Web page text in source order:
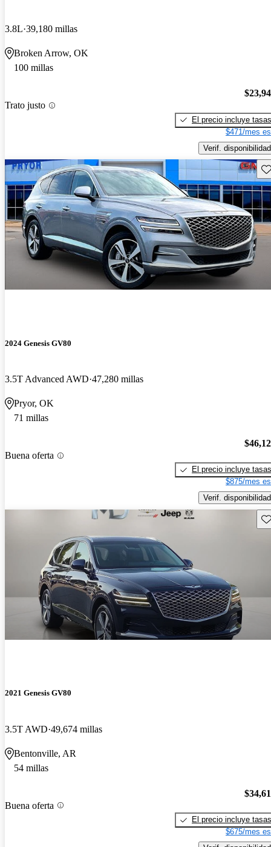
3.8L 39,180 millas
Broken Arrow, OK
100 millas
Trato justo
El precio incluye tasas
$471/mes
Verif. disponibilidad
2024 Genesis GV80
3.5T Advanced AWD 47,280 millas
Pryor, OK
71 millas
Buena oferta
El precio incluye tasas
$875/mes
Verif. disponibilidad
2021 Genesis GV80
3.5T AWD 49,674 millas
Bentonville, AR
54 millas
Buena oferta
El precio incluye tasas
$675/mes